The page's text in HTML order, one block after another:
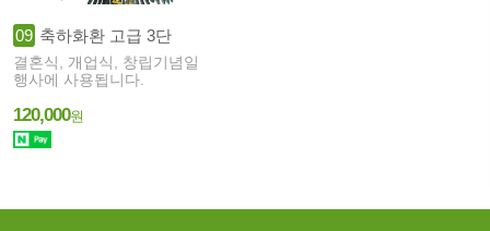
09 축하화환 고급 3단
결혼식, 개업식, 창립기념일
행사에 사용됩니다.
120,000원